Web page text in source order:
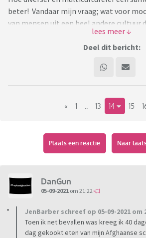
beter! Vandaar mijn vraag; wat voor
van mensen uit een heel andere cultuur
En dan heb ik het niet over het roti
schoonmoeder ofzo 😉
klasgenootje, je Surinaamse
heel waardevol beschouwt?
(Dit is duidelijk géén discussie-topic.
dat je niks moois leert van andere
om daar zelf een topic over te openen.)
Deel dit bericht:
« 1 13 14 15
Plaats een reactie Naar
DanGun
05-09-2021 om 21:22
JenBarber schreef op 05-09-2021 om
Toen ik net bevallen was kreeg ik 40
dag gekookt eten van mijn Afghaanse